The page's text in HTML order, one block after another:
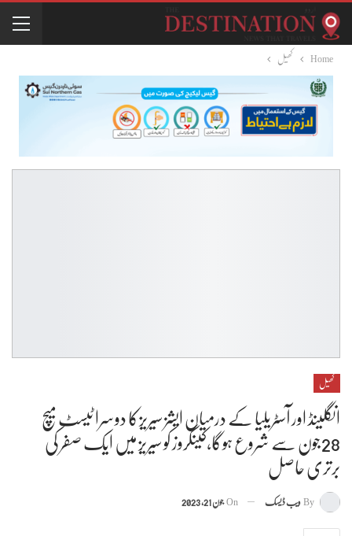
Home کھیل
کھیل
انگلینڈ اور آسٹریلیا کے درمیان ایشز سیریزکا دوسرا ٹیسٹ میچ
28جون سے شروع ہوگا،کینگروز کو سیریز میں ایک صفر کی
برتری حاصل
By ویب ڈیسک On جون 21, 2023